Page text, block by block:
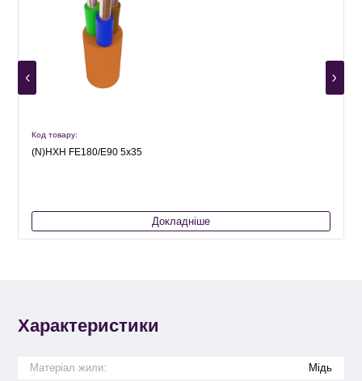
Код товару:
(N)HXH FE180/E90 5х35
Докладніше
Характеристики
Матеріал жили:
Мідь